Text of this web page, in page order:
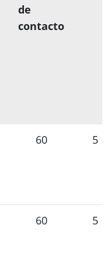
de
contacto
60 5
60 5